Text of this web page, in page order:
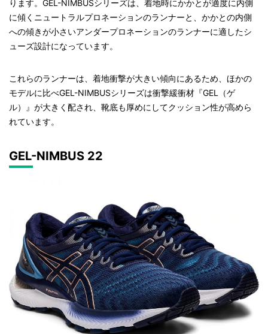
ります。GEL-NIMBUSシリーズは、着地時にかかとが適度に内側
に傾くニュートラルプロネーションのランナーと、かかとの内側
への傾きが小さいアンダープロネーションのランナーに適したシ
ューズ設計になっています。
これらのランナーは、着地衝撃が大きい傾向にあるため、ほかの
モデルに比べGEL-NIMBUSシリーズは衝撃緩衝材『GEL（ゲ
ル）』が大きく配され、靴底も厚めにしてクッション性が高めら
れています。
GEL-NIMBUS 22